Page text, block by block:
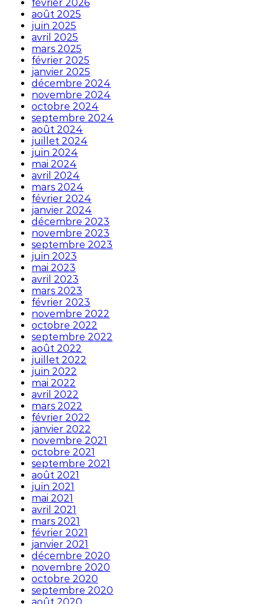
février 2026
août 2025
juin 2025
avril 2025
mars 2025
février 2025
janvier 2025
décembre 2024
novembre 2024
octobre 2024
septembre 2024
août 2024
juillet 2024
juin 2024
mai 2024
avril 2024
mars 2024
février 2024
janvier 2024
décembre 2023
novembre 2023
septembre 2023
juin 2023
mai 2023
avril 2023
mars 2023
février 2023
novembre 2022
octobre 2022
septembre 2022
août 2022
juillet 2022
juin 2022
mai 2022
avril 2022
mars 2022
février 2022
janvier 2022
novembre 2021
octobre 2021
septembre 2021
août 2021
juin 2021
mai 2021
avril 2021
mars 2021
février 2021
janvier 2021
décembre 2020
novembre 2020
octobre 2020
septembre 2020